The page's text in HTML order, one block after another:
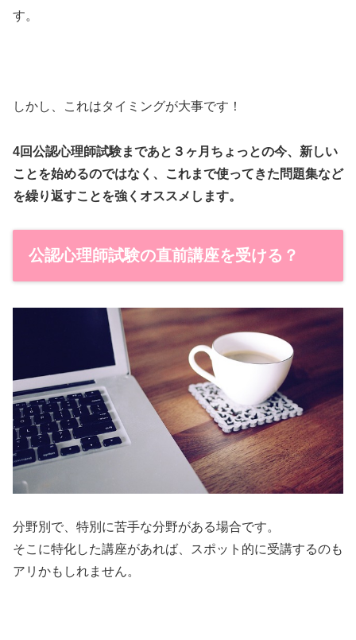
す。
しかし、これはタイミングが大事です！
4回公認心理師試験まであと３ヶ月ちょっとの今、新しい
ことを始めるのではなく、これまで使ってきた問題集など
を繰り返すことを強くオススメします。
公認心理師試験の直前講座を受ける？
分野別で、特別に苦手な分野がある場合です。
そこに特化した講座があれば、スポット的に受講するのも
アリかもしれません。